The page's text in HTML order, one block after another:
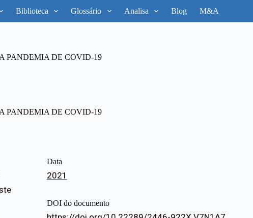
Biblioteca Glossário Analisa Blog M&A
PANDEMIA DE COVID-19
PANDEMIA DE COVID-19
Data
2021
DOI do documento